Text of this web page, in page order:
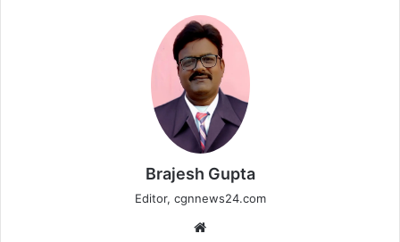
Brajesh Gupta
Editor, cgnnews24.com